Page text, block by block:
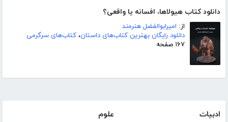
دانلود کتاب هیولاها، افسانه یا واقعی؟
از: امیرابوالفضل هنرمند
دانلود رایگان بهترین کتاب‌های داستان، کتاب‌های سرگرمی
۱۶۷ صفحه
ادبیات علوم